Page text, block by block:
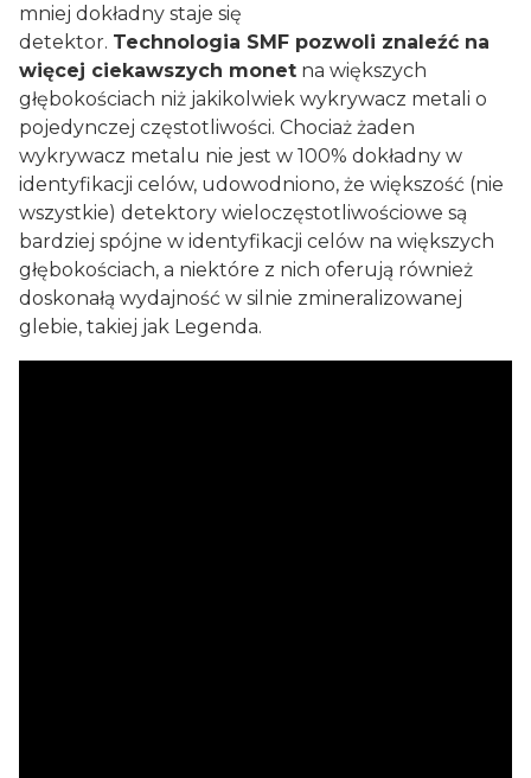
mniej dokładny staje się
detektor. Technologia SMF pozwoli znaleźć na
więcej ciekawszych monet na większych
głębokościach niż jakikolwiek wykrywacz metali o
pojedynczej częstotliwości. Chociaż żaden
wykrywacz metalu nie jest w 100% dokładny w
identyfikacji celów, udowodniono, że większość (nie
wszystkie) detektory wieloczęstotliwościowe są
bardziej spójne w identyfikacji celów na większych
głębokościach, a niektóre z nich oferują również
doskonałą wydajność w silnie zmineralizowanej
glebie, takiej jak Legenda.